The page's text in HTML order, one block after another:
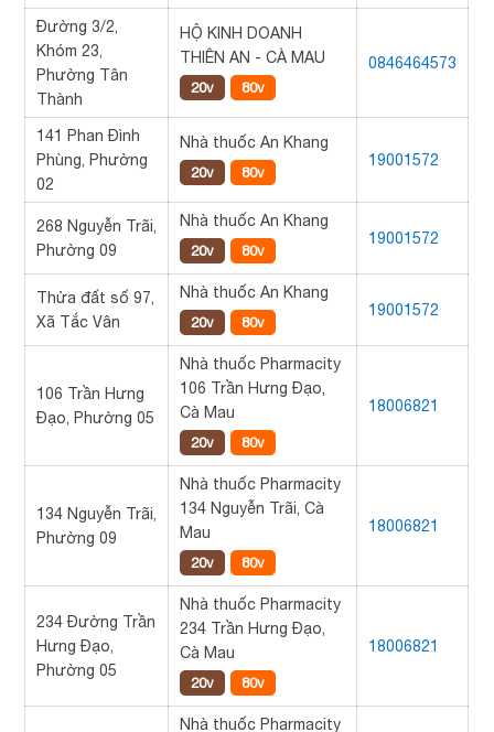
Đường 3/2,
Khóm 23,
Phường Tân
Thành
HỘ KINH DOANH
THIÊN AN - CÀ MAU
20v 80v
0846464573
141 Phan Đình
Phùng, Phường
02
Nhà thuốc An Khang
20v 80v
19001572
268 Nguyễn Trãi,
Phường 09
Nhà thuốc An Khang
20v 80v
19001572
Thửa đất số 97,
Xã Tắc Vân
Nhà thuốc An Khang
20v 80v
19001572
106 Trần Hưng
Đạo, Phường 05
Nhà thuốc Pharmacity
106 Trần Hưng Đạo,
Cà Mau
20v 80v
18006821
134 Nguyễn Trãi,
Phường 09
Nhà thuốc Pharmacity
134 Nguyễn Trãi, Cà
Mau
20v 80v
18006821
234 Đường Trần
Hưng Đạo,
Phường 05
Nhà thuốc Pharmacity
234 Trần Hưng Đạo,
Cà Mau
20v 80v
18006821
Nhà thuốc Pharmacity